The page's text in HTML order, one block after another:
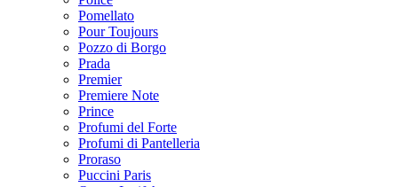
Pomellato
Pour Toujours
Pozzo di Borgo
Prada
Premier
Premiere Note
Prince
Profumi del Forte
Profumi di Pantelleria
Proraso
Puccini Paris